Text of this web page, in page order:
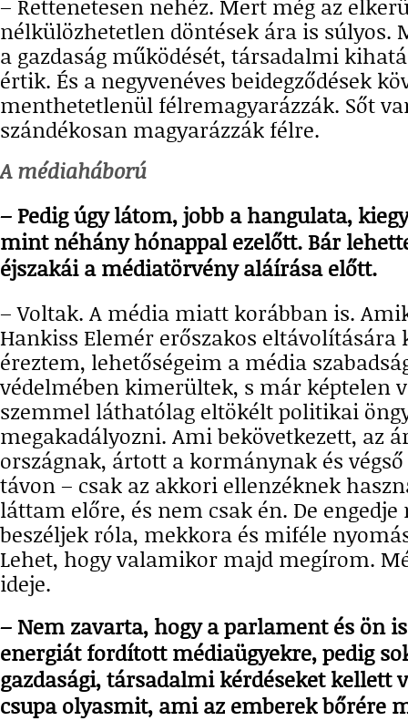
– Rettenetesen nehéz. Mert még az
nélkülözhetetlen döntések ára is súlyos.
a gazdaság működését, társadalmi
értik. És a negyvenéves beidegződések
menthetetlenül félremagyarázzák. Sőt
szándékosan magyarázzák félre.
A médiaháború
– Pedig úgy látom, jobb a hangulata,
mint néhány hónappal ezelőtt. Bár
éjszakái a médiatörvény aláírása előtt.
– Voltak. A média miatt korábban is.
Hankiss Elemér erőszakos eltávolítására
éreztem, lehetőségeim a média
védelmében kimerültek, s már képtelen
szemmel láthatólag eltökélt politikai
megakadályozni. Ami bekövetkezett, az
országnak, ártott a kormánynak és
távon – csak az akkori ellenzéknek
láttam előre, és nem csak én. De engedje
beszéljek róla, mekkora és miféle
Lehet, hogy valamikor majd megírom.
ideje.
– Nem zavarta, hogy a parlament és ön
energiát fordított médiaügyekre, pedig
gazdasági, társadalmi kérdéseket kellett
csupa olyasmit, ami az emberek bőrére